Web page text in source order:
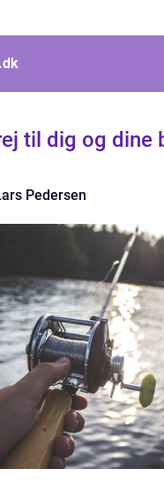
dk
til dig og dine
Pedersen